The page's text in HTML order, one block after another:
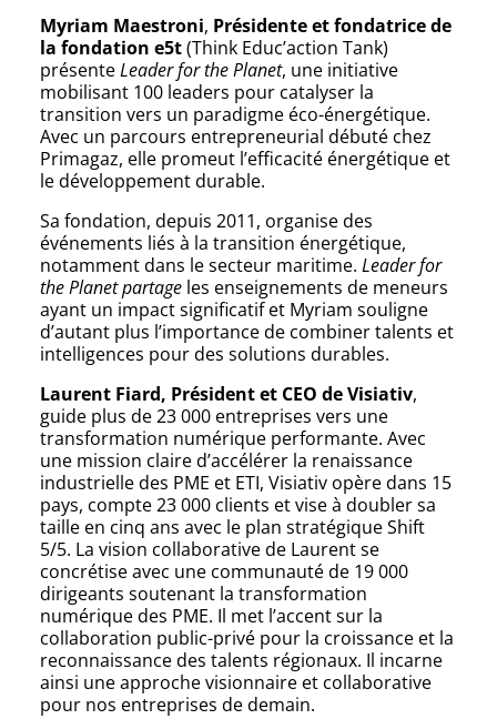
Myriam Maestroni, Présidente et fondatrice de
la fondation e5t(Think Educ’action Tank)
présenteLeader for the Planet, une initiative
mobilisant 100 leaders pour catalyser la
transition vers un paradigme éco-énergétique.
Avec un parcours entrepreneurial débuté chez
Primagaz, elle promeut l’efficacité énergétique et
le développement durable.
Sa fondation, depuis 2011, organise des
événements liés à la transition énergétique,
notamment dans le secteur maritime. Leader for
the Planet partageles enseignements de meneurs
ayant un impact significatif et Myriam souligne
d’autant plus l’importance de combiner talents et
intelligences pour des solutions durables.
Laurent Fiard, Président et CEO de Visiativ,
guide plus de 23 000 entreprises vers une
transformation numérique performante. Avec
une mission claire d’accélérer la renaissance
industrielle des PME et ETI, Visiativ opère dans 15
pays, compte 23 000 clients et vise à doubler sa
taille en cinq ans avec le plan stratégique Shift
5/5. La vision collaborative de Laurent se
concrétise avec une communauté de 19 000
dirigeants soutenant la transformation
numérique des PME. Il met l’accent sur la
collaboration public-privé pour la croissance et la
reconnaissance des talents régionaux. Il incarne
ainsi une approche visionnaire et collaborative
pour nos entreprises de demain.